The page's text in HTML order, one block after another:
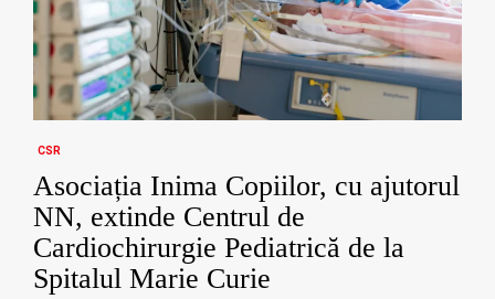
CSR
Asociația Inima Copiilor, cu ajutorul
NN, extinde Centrul de
Cardiochirurgie Pediatrică de la
Spitalul Marie Curie